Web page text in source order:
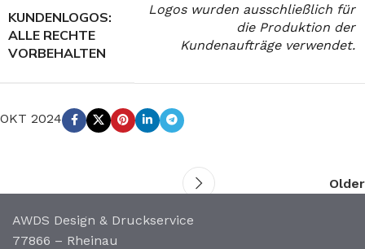
KUNDENLOGOS:
ALLE RECHTE
VORBEHALTEN
Logos wurden ausschließlich für
die Produktion der
Kundenaufträge verwendet.
OKT 2024
Older
AWDS Design & Druckservice
77866 – Rheinau